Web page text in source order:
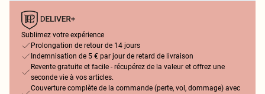
Sublimez votre expérience
Prolongation de retour de 14 jours
Indemnisation de 5 € par jour de retard de livraison
Revente gratuite et facile - récupérez de la valeur et offrez une
seconde vie à vos articles.
Couverture complète de la commande (perte, vol, dommage) avec